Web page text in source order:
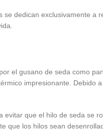
se dedican exclusivamente a
el gusano de seda como
impresionante. Debido
evitar que el hilo de seda se
que los hilos sean